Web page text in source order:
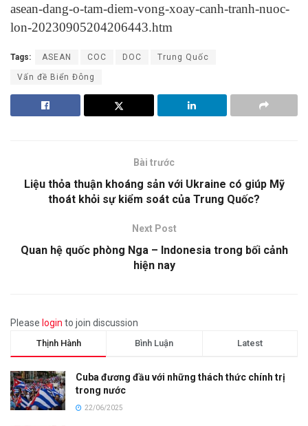
asean-dang-o-tam-diem-vong-xoay-canh-tranh-nuoc-
lon-20230905204206443.htm
Tags: ASEAN COC DOC Trung Quốc
Vấn đề Biển Đông
Bài trước
Liệu thỏa thuận khoáng sản với Ukraine có giúp Mỹ
thoát khỏi sự kiểm soát của Trung Quốc?
Next Post
Quan hệ quốc phòng Nga – Indonesia trong bối cảnh
hiện nay
Please login to join discussion
Thịnh Hành Bình Luận Latest
Cuba đương đầu với những thách thức chính trị
trong nước
22/06/2025